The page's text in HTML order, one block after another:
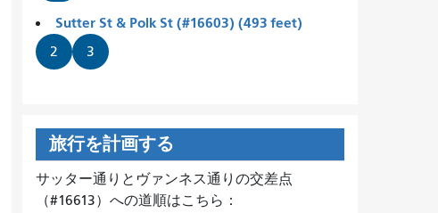
Sutter St & Polk St (#16603) (493 feet)
2 3
旅行を計画する
サッター通りとヴァンネス通りの交差点
（#16613）への道順はこちら：